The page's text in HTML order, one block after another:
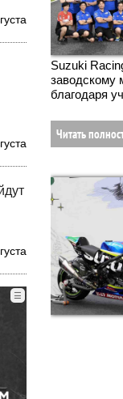
☰
Suzuki
заводскому
благодаря
Читать